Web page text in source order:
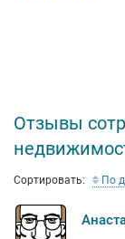
Отзывы
Сортировать: По